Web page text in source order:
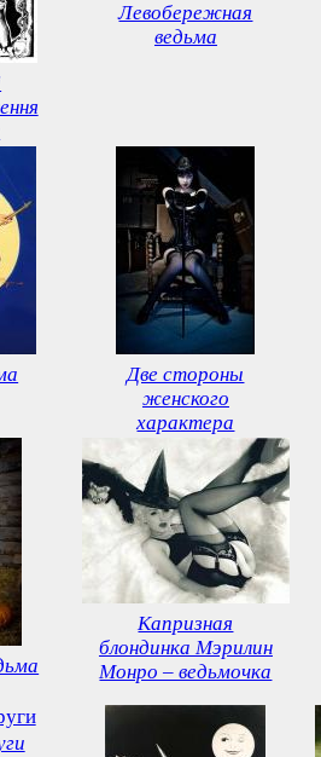
Левобережная
ведьма
Две стороны
женского
характера
Капризная
блондинка Мэрилин
Монро – ведьмочка